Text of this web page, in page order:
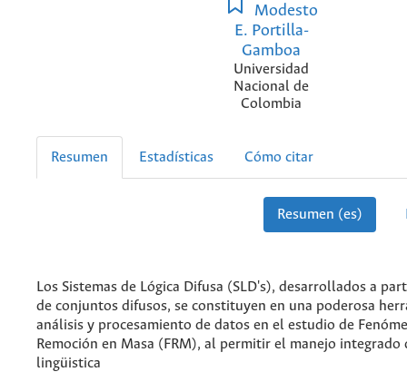
Modesto
E. Portilla-
Gamboa
Universidad
Nacional de
Colombia
Resumen Estadísticas Cómo citar
Resumen (es)
Los Sistemas de Lógica Difusa (SLD's), desarrollados a
de conjuntos difusos, se constituyen en una poderosa
análisis y procesamiento de datos en el estudio de
Remoción en Masa (FRM), al permitir el manejo integrado
lingüistica